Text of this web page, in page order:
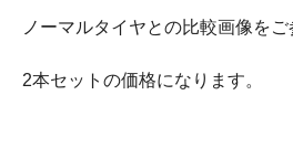
ノーマルタイヤとの比較画像をご
2本セットの価格になります。